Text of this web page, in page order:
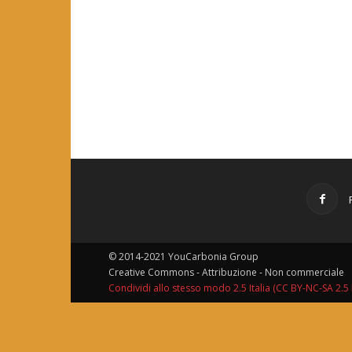
© 2014-2021 YouCarbonia Group
Creative Commons - Attribuzione - Non commerciale
Condividi allo stesso modo 2.5 Italia (CC BY-NC-SA 2.5